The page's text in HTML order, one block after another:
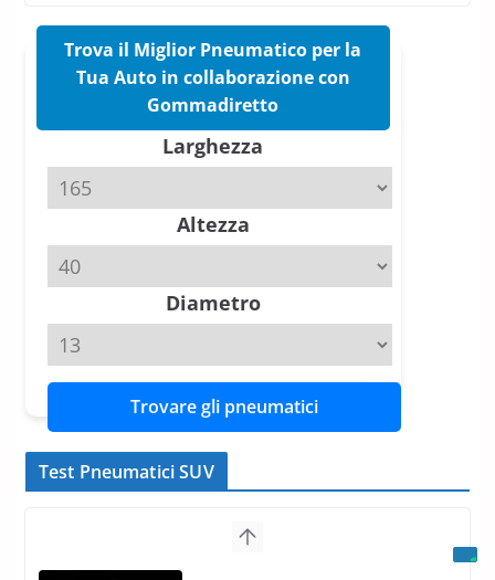
Pirelli P Zero Trofeo RS: per
Tyre Reviews è la gomma semi-
slick da battere
Michelin Pilot Sport 4 S – Test
su Range Rover Sport D350 HST
11 Aprile 2026 15 min read
Trova il Miglior Pneumatico per la
Tua Auto in collaborazione con
Gommadiretto
Larghezza
Altezza
Diametro
Trovare gli pneumatici
Test Pneumatici SUV